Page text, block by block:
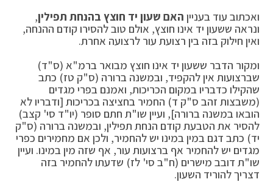
ואכתוב עוד בעניין האם שעון יד חוצץ בהנחת תפילין,
ונראה ששעון יד אינו חוצץ, אולם טוב להסירו קודם ההנחה,
ואין חילוק בזה בין רצועת עור לרצועה אחרת.
ומקור הדבר ששעון יד אינו חוצץ מבואר ברמ"א (ס"ד)
שברצועות אין להקפיד, ובמשנה ברורה (ס"ק טז) כתב
שהקילו כדבריו במקום הכריכות, ואמנם בפרי מגדים
(משבצות זהב ס"ק ד) החמיר בחציצה בכריכות [ודבריו לא
הובאו במשנה ברורה], ועיין שו"ת חתם סופר (יו"ד סי' קצב)
להסיר את הטבעת קודם הנחת תפילין, ובמשנה ברורה (ס"ק
יד) כתב דגם במין במינו יש להחמיר, ולכן אם מחמירים כפרי
מגדים יש להחמיר אף ברצועות עור, אף שזה מין במינו. ועיין
שו"ת דובב מישרים (ח"ב סי' לז) שדעתו להחמיר בזה
דצריך להוריד השעון.